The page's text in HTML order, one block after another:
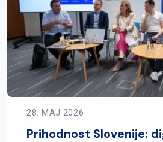
28. MAJ 2026
Prihodnost Slovenije: